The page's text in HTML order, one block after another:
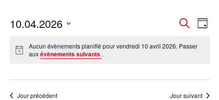
Recherche
de
Jour
10.04.2026
une
Aucun évènements planifié pour vendredi 10 avril 2026. Passer
auxévènements suivants .
Jour précédent Jour suivant